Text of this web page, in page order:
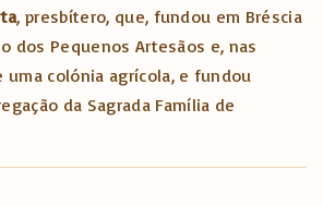
, presbítero, que, fundou em Bréscia
dos Pequenos Artesãos e, nas
uma colónia agrícola, e fundou
da Sagrada Família de